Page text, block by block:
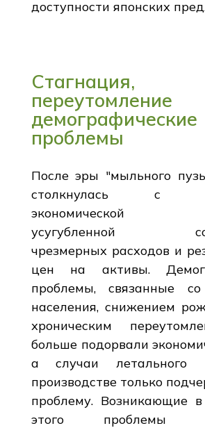
доступности японских
Стагнация,
демографические
проблемы
После эры "мыльного
столкнулась с
экономической
усугубленной
чрезмерных расходов и
цен на активы.
проблемы, связанные
населения, снижением
хроническим
больше подорвали
а случаи летального
производстве только
проблему. Возникающие в
этого проблемы